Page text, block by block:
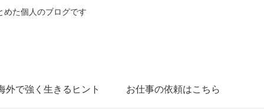
めた個人のブログです
外で強く生きるヒント お仕事の依頼はこちら